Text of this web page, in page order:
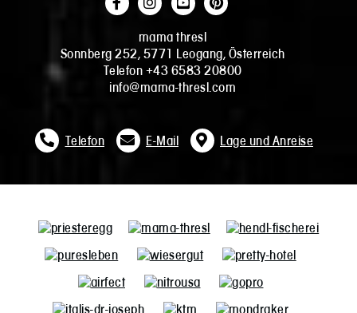
mama thresl
Sonnberg 252, 5771 Leogang, Österreich
Telefon +43 6583 20800
info@mama-thresl.com
Telefon E-Mail Lage und Anreise